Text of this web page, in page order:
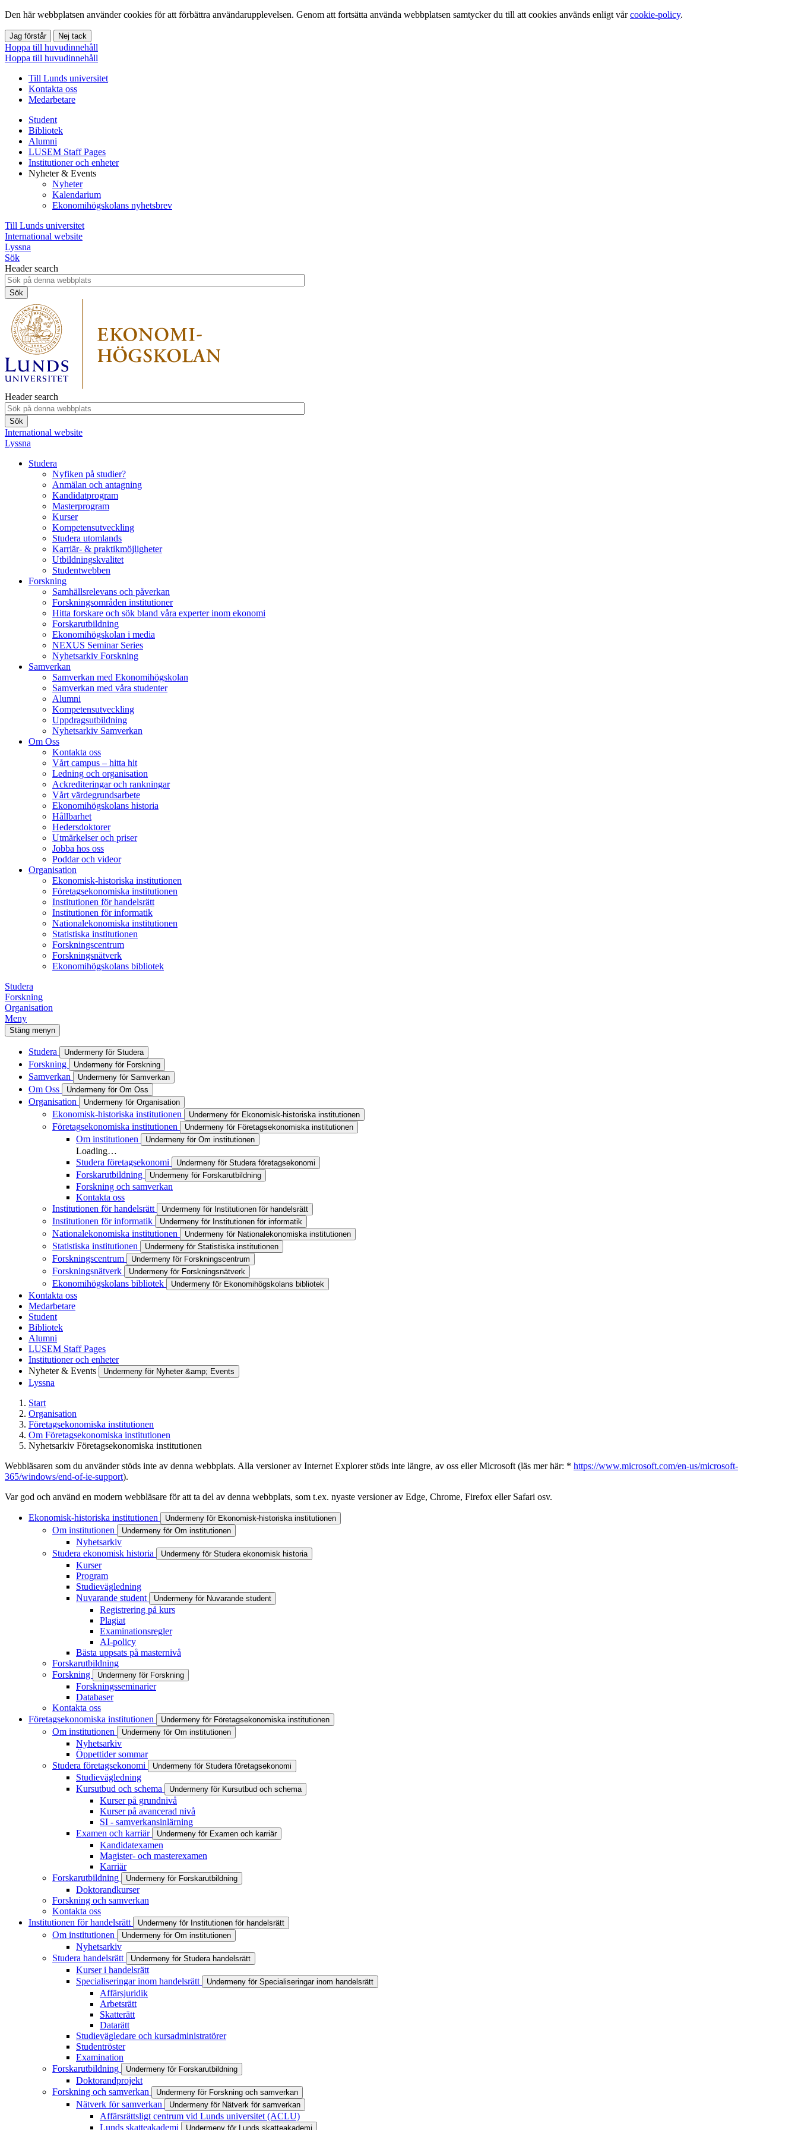
Den här webbplatsen använder cookies för att förbättra användarupplevelsen. Genom att fortsätta använda webbplatsen samtycker du till att cookies används enligt vårcookie-policy.
Jag förstår Nej tack
Hoppa till huvudinnehåll
Hoppa till huvudinnehåll
Till Lunds universitet
Kontakta oss
Medarbetare
Student
Bibliotek
Alumni
LUSEM Staff Pages
Institutioner och enheter
Nyheter & Events
Nyheter
Kalendarium
Ekonomihögskolans nyhetsbrev
Till Lunds universitet
International website
Lyssna
Sök
Header search
Header search
International website
Lyssna
Studera
Nyfiken på studier?
Anmälan och antagning
Kandidatprogram
Masterprogram
Kurser
Kompetensutveckling
Studera utomlands
Karriär- & praktikmöjligheter
Utbildningskvalitet
Studentwebben
Forskning
Samhällsrelevans och påverkan
Forskningsområden institutioner
Hitta forskare och sök bland våra experter inom ekonomi
Forskarutbildning
Ekonomihögskolan i media
NEXUS Seminar Series
Nyhetsarkiv Forskning
Samverkan
Samverkan med Ekonomihögskolan
Samverkan med våra studenter
Alumni
Kompetensutveckling
Uppdragsutbildning
Nyhetsarkiv Samverkan
Om Oss
Kontakta oss
Vårt campus – hitta hit
Ledning och organisation
Ackrediteringar och rankningar
Vårt värdegrundsarbete
Ekonomihögskolans historia
Hållbarhet
Hedersdoktorer
Utmärkelser och priser
Jobba hos oss
Poddar och videor
Organisation
Ekonomisk-historiska institutionen
Företagsekonomiska institutionen
Institutionen för handelsrätt
Institutionen för informatik
Nationalekonomiska institutionen
Statistiska institutionen
Forskningscentrum
Forskningsnätverk
Ekonomihögskolans bibliotek
Studera
Forskning
Organisation
Meny
Stäng menyn
Studera Undermeny för Studera
Forskning Undermeny för Forskning
Samverkan Undermeny för Samverkan
Om Oss Undermeny för Om Oss
Organisation Undermeny för Organisation
Ekonomisk-historiska institutionen Undermeny för Ekonomisk-historiska institutionen
Företagsekonomiska institutionen Undermeny för Företagsekonomiska institutionen
Om institutionen Undermeny för Om institutionen
Loading…
Studera företagsekonomi
Undermeny för Studera företagsekonomi
Forskarutbildning Undermeny för Forskarutbildning
Forskning och samverkan
Kontakta oss
Institutionen för handelsrätt
Undermeny för Institutionen för handelsrätt
Institutionen för informatik Undermeny för Institutionen för informatik
Nationalekonomiska institutionen Undermeny för Nationalekonomiska institutionen
Statistiska institutionen Undermeny för Statistiska institutionen
Forskningscentrum Undermeny för Forskningscentrum
Forskningsnätverk Undermeny för Forskningsnätverk
Ekonomihögskolans bibliotek Undermeny för Ekonomihögskolans bibliotek
Kontakta oss
Medarbetare
Student
Bibliotek
Alumni
LUSEM Staff Pages
Institutioner och enheter
Nyheter & Events
Undermeny för Nyheter &amp; Events
Lyssna
Start
Organisation
Företagsekonomiska institutionen
Om Företagsekonomiska institutionen
Nyhetsarkiv Företagsekonomiska institutionen
Webbläsaren som du använder stöds inte av denna webbplats. Alla versioner av Internet Explorer stöds inte längre, av oss eller Microsoft (läs mer här: * https://www.microsoft.com/en-us/microsoft-
365/windows/end-of-ie-support).
Var god och använd en modern webbläsare för att ta del av denna webbplats, som t.ex. nyaste versioner av Edge, Chrome, Firefox eller Safari osv.
Ekonomisk-historiska institutionen Undermeny för Ekonomisk-historiska institutionen
Om institutionen Undermeny för Om institutionen
Nyhetsarkiv
Studera ekonomisk historia
Undermeny för Studera ekonomisk historia
Kurser
Program
Studievägledning
Nuvarande student
Undermeny för Nuvarande student
Registrering på kurs
Plagiat
Examinationsregler
AI-policy
Bästa uppsats på masternivå
Forskarutbildning
Forskning
Undermeny för Forskning
Forskningsseminarier
Databaser
Kontakta oss
Företagsekonomiska institutionen
Undermeny för Företagsekonomiska institutionen
Om institutionen Undermeny för Om institutionen
Nyhetsarkiv
Öppettider sommar
Studera företagsekonomi
Undermeny för Studera företagsekonomi
Studievägledning
Kursutbud och schema
Undermeny för Kursutbud och schema
Kurser på grundnivå
Kurser på avancerad nivå
SI - samverkansinlärning
Examen och karriär
Undermeny för Examen och karriär
Kandidatexamen
Magister- och masterexamen
Karriär
Forskarutbildning
Undermeny för Forskarutbildning
Doktorandkurser
Forskning och samverkan
Kontakta oss
Institutionen för handelsrätt
Undermeny för Institutionen för handelsrätt
Om institutionen Undermeny för Om institutionen
Nyhetsarkiv
Studera handelsrätt
Undermeny för Studera handelsrätt
Kurser i handelsrätt
Specialiseringar inom handelsrätt
Undermeny för Specialiseringar inom handelsrätt
Affärsjuridik
Arbetsrätt
Skatterätt
Datarätt
Studievägledare och kursadministratörer
Studentröster
Examination
Forskarutbildning
Undermeny för Forskarutbildning
Doktorandprojekt
Forskning och samverkan
Undermeny för Forskning och samverkan
Nätverk för samverkan Undermeny för Nätverk för samverkan
Affärsrättsligt centrum vid Lunds universitet (ACLU)
Lunds skatteakademi
Undermeny för Lunds skatteakademi